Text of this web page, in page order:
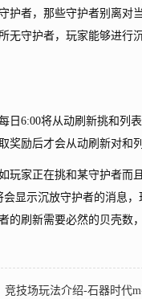
护者，那些守护者别离对
无守护者，玩家能够进行
6:00将从动刷新挑和列表
奖励后才会从动刷新对和列
家正在挑和某守护者而且
会显示沉放守护者的消息
的刷新需要必然的贝壳数
竞技场玩法介绍-石器时代